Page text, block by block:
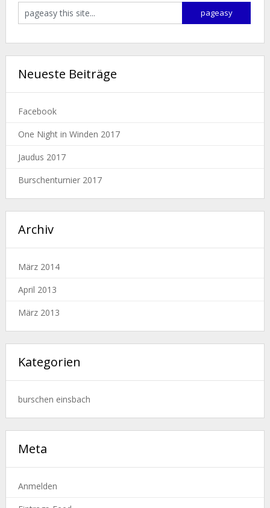
Neueste Beiträge
Facebook
One Night in Winden 2017
Jaudus 2017
Burschenturnier 2017
Archiv
März 2014
April 2013
März 2013
Kategorien
burschen einsbach
Meta
Anmelden